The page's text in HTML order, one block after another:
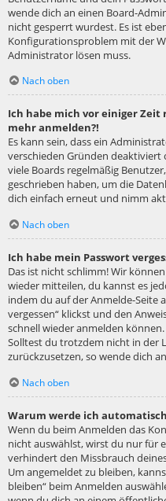
wende dich an einen Board-
nicht gesperrt wurdest. Es ist
Konfigurationsproblem mit der
Administrator lösen muss.
Nach oben
Ich habe mich vor einiger
mehr anmelden?!
Es kann sein, dass ein
verschieden Gründen deaktiviert
viele Boards regelmäßig
geschrieben haben, um die
dich einfach erneut und nimm
Nach oben
Ich habe mein Passwort
Das ist nicht schlimm! Wir
wieder mitteilen, du kannst es
indem du auf der Anmelde-Seite
vergessen“ klickst und den
schnell wieder anmelden können.
Solltest du trotzdem nicht in der
zurückzusetzen, so wende dich
Nach oben
Warum werde ich
Wenn du beim Anmelden das
nicht auswählst, wirst du nur für
verhindert den Missbrauch
Um angemeldet zu bleiben,
bleiben“ beim Anmelden